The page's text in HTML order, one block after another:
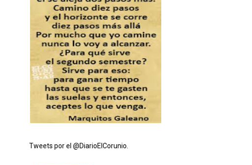
Tweets por el @DiarioElCorunio.